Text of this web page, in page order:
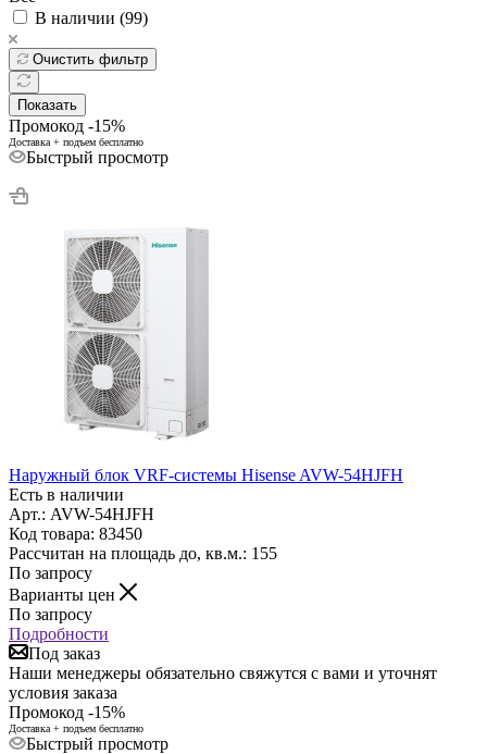
В наличии (99)
Очистить фильтр
Показать
Промокод -15%
Доставка + подъем бесплатно
Быстрый просмотр
Наружный блок VRF-системы Hisense AVW-54HJFH
Есть в наличии
Арт.: AVW-54HJFH
Код товара: 83450
Рассчитан на площадь до, кв.м.: 155
По запросу
Варианты цен
По запросу
Подробности
Под заказ
Наши менеджеры обязательно свяжутся с вами и уточнят
условия заказа
Промокод -15%
Доставка + подъем бесплатно
Быстрый просмотр